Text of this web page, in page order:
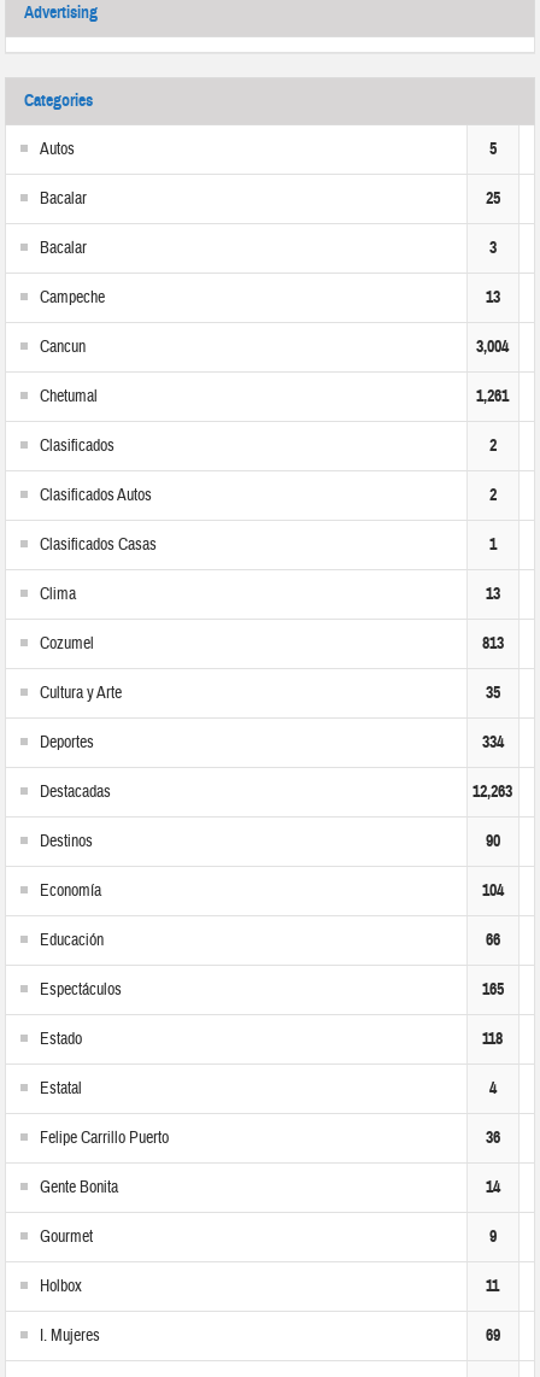
Advertising
Categories
Autos 5
Bacalar 25
Bacalar 3
Campeche 13
Cancun 3,004
Chetumal 1,261
Clasificados 2
Clasificados Autos 2
Clasificados Casas 1
Clima 13
Cozumel 813
Cultura y Arte 35
Deportes 334
Destacadas 12,263
Destinos 90
Economía 104
Educación 66
Espectáculos 165
Estado 118
Estatal 4
Felipe Carrillo Puerto 36
Gente Bonita 14
Gourmet 9
Holbox 11
I. Mujeres 69